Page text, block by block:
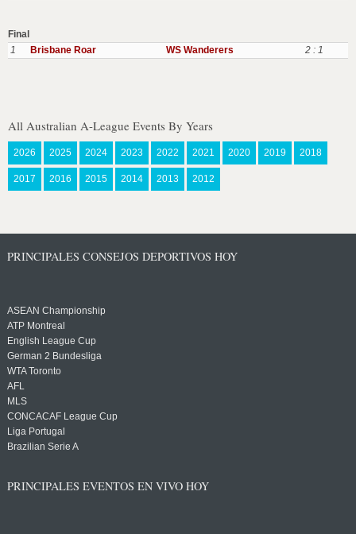
Final
1
Brisbane Roar WS Wanderers 2 : 1
All Australian A-League Events By Years
2026 2025 2024 2023 2022 2021 2020 2019 2018
2017 2016 2015 2014 2013 2012
PRINCIPALES CONSEJOS DEPORTIVOS HOY
ASEAN Championship
ATP Montreal
English League Cup
German 2 Bundesliga
WTA Toronto
AFL
MLS
CONCACAF League Cup
Liga Portugal
Brazilian Serie A
PRINCIPALES EVENTOS EN VIVO HOY